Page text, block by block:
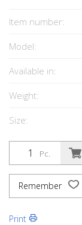
Item number:
Model:
Available in:
Weight:
Size:
Pc.
Remember
Print